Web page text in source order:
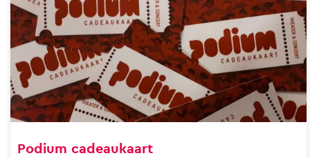
Podium cadeaukaart